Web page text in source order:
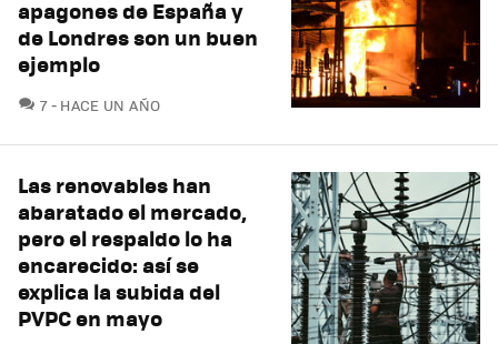
apagones de España y
de Londres son un buen
ejemplo
7COMENTARIOS
HACE UN AÑO
Las renovables han
abaratado el mercado,
pero el respaldo lo ha
encarecido: así se
explica la subida del
PVPC en mayo